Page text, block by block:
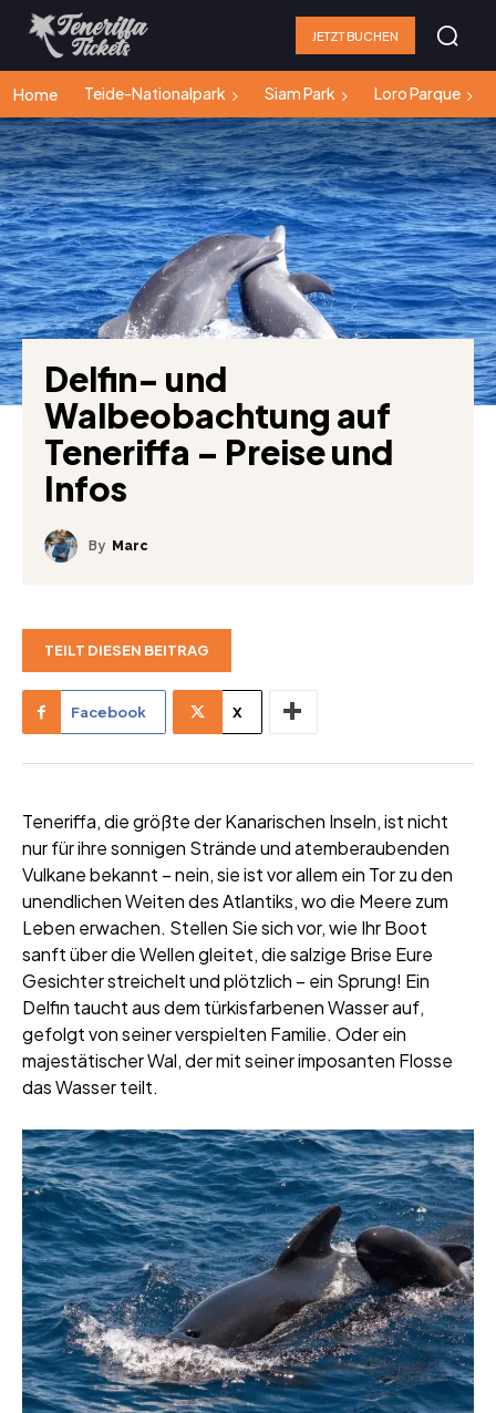
JETZT BUCHEN
Home Teide-Nationalpark Siam Park Loro Parque
Delfin- und
Walbeobachtung auf
Teneriffa – Preise und
Infos
By Marc
TEILT DIESEN BEITRAG
Facebook X
Teneriffa, die größte der Kanarischen Inseln, ist nicht
nur für ihre sonnigen Strände und atemberaubenden
Vulkane bekannt – nein, sie ist vor allem ein Tor zu den
unendlichen Weiten des Atlantiks, wo die Meere zum
Leben erwachen. Stellen Sie sich vor, wie Ihr Boot
sanft über die Wellen gleitet, die salzige Brise Eure
Gesichter streichelt und plötzlich – ein Sprung! Ein
Delfin taucht aus dem türkisfarbenen Wasser auf,
gefolgt von seiner verspielten Familie. Oder ein
majestätischer Wal, der mit seiner imposanten Flosse
das Wasser teilt.